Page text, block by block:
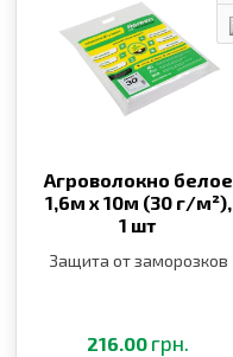
Агроволокно белое
1,6м х 10м (30 г/м²),
1 шт
Защита от заморозков
216.00 грн.